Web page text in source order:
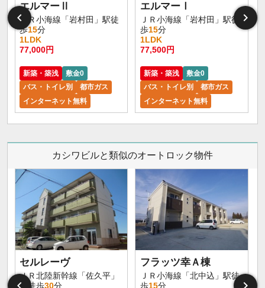
エルマーⅡ
ＪＲ小海線「岩村田」駅徒
歩15分
1LDK
77,000円
新築・築浅
敷金0
バス・トイレ別
都市ガス
インターネット無料
エルマーⅠ
ＪＲ小海線「岩村田」駅徒
歩15分
1LDK
77,500円
新築・築浅
敷金0
バス・トイレ別
都市ガス
インターネット無料
カシワビルと類似のオートロック物件
セルレーヴ
ＪＲ北陸新幹線「佐久平」
駅徒歩30分
フラッツ幸Ａ棟
ＪＲ小海線「北中込」駅徒
歩15分